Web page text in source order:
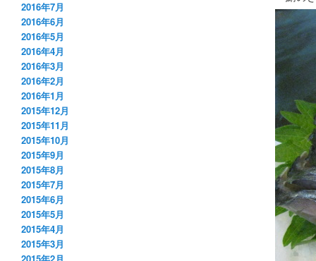
2016年7月
2016年6月
2016年5月
2016年4月
2016年3月
2016年2月
2016年1月
2015年12月
2015年11月
2015年10月
2015年9月
2015年8月
2015年7月
2015年6月
2015年5月
2015年4月
2015年3月